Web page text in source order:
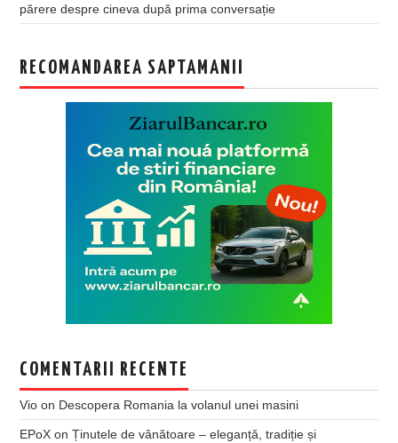
părere despre cineva după prima conversație
RECOMANDAREA SAPTAMANII
COMENTARII RECENTE
Vio on Descopera Romania la volanul unei masini
EPoX onȚinutele de vânătoare – eleganță, tradiție și